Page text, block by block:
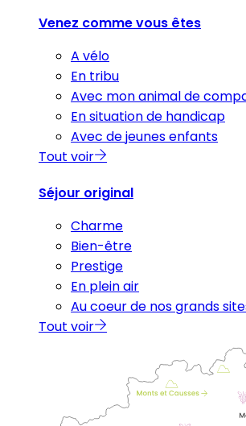
Venez comme vous êtes
A vélo
En tribu
Avec mon animal de
En situation de handicap
Avec de jeunes enfants
Tout voir
Séjour original
Charme
Bien-être
Prestige
En plein air
Au coeur de nos grands
Tout voir